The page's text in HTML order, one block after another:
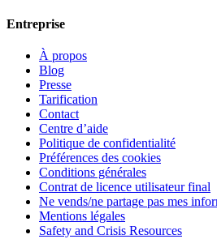
Entreprise
À propos
Blog
Presse
Tarification
Contact
Centre d’aide
Politique de confidentialité
Préférences des cookies
Conditions générales
Contrat de licence utilisateur final
Ne vends/ne partage pas mes
Mentions légales
Safety and Crisis Resources